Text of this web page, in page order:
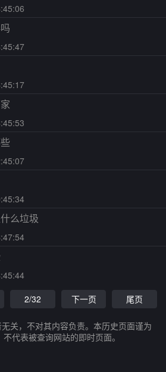
么垃圾
2/32 下一页 尾页
关，不对其内容负责。本历史页面谨为
代表被查询网站的即时页面。